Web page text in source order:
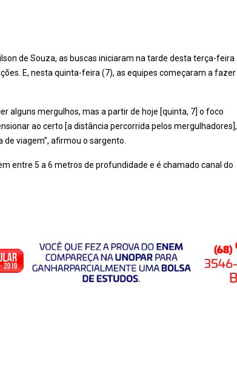
de Souza, as buscas iniciaram na tarde desta terça-feira
E, nesta quinta-feira (7), as equipes começaram a fazer
alguns mergulhos, mas a partir de hoje [quinta, 7] o foco
ao certo [a distância percorrida pelos mergulhadores],
viagem”, afirmou o sargento.
entre 5 a 6 metros de profundidade e é chamado canal do